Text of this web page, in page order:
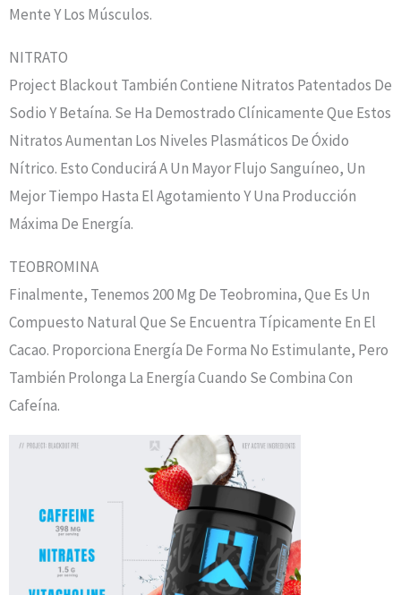
Mente Y Los Músculos.
NITRATO
Project Blackout También Contiene Nitratos Patentados De
Sodio Y Betaína. Se Ha Demostrado Clínicamente Que Estos
Nitratos Aumentan Los Niveles Plasmáticos De Óxido
Nítrico. Esto Conducirá A Un Mayor Flujo Sanguíneo, Un
Mejor Tiempo Hasta El Agotamiento Y Una Producción
Máxima De Energía.
TEOBROMINA
Finalmente, Tenemos 200 Mg De Teobromina, Que Es Un
Compuesto Natural Que Se Encuentra Típicamente En El
Cacao. Proporciona Energía De Forma No Estimulante, Pero
También Prolonga La Energía Cuando Se Combina Con
Cafeína.